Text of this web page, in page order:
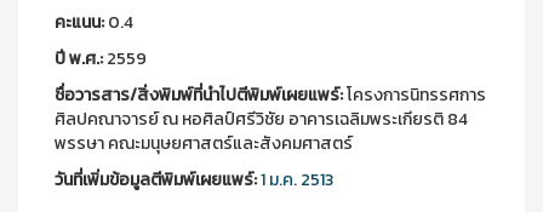
คะแนน:0.4
ปี พ.ศ.:2559
ชื่อวารสาร/สิ่งพิมพ์ที่นำไปตีพิมพ์เผยแพร์:โครงการนิทรรศการ
ศิลปคณาจารย์ ณ หอศิลป์ศรีวิชัย อาคารเฉลิมพระเกียรติ 84
พรรษา คณะมนุษยศาสตร์และสังคมศาสตร์
วันที่เพิ่มข้อมูลตีพิมพ์เผยแพร์:1 ม.ค. 2513